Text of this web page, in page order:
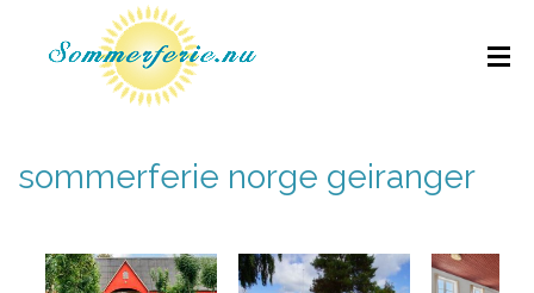
sommerferie norge geiranger